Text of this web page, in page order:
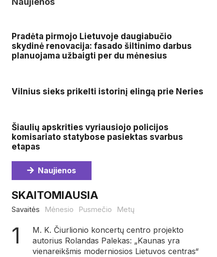
Pradėta pirmojo Lietuvoje daugiabučio
skydinė renovacija: fasado šiltinimo darbus
planuojama užbaigti per du mėnesius
Vilnius sieks prikelti istorinį elingą prie Neries
Šiaulių apskrities vyriausiojo policijos
komisariato statybose pasiektas svarbus
etapas
Naujienos
SKAITOMIAUSIA
Savaitės Mėnesio Pusmečio Metų
M. K. Čiurlionio koncertų centro projekto
autorius Rolandas Palekas: „Kaunas yra
vienareikšmis moderniosios Lietuvos centras“